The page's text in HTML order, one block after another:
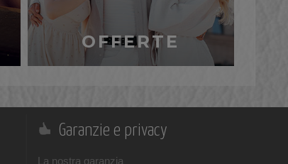
OFFERTE
Garanzie e privacy
La nostra garanzia